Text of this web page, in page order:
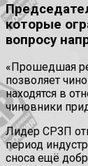
которые
вопросу
«Прошедшая
позволяет
находятся в
чиновники
Лидер СРЗП
период
сноса ещё